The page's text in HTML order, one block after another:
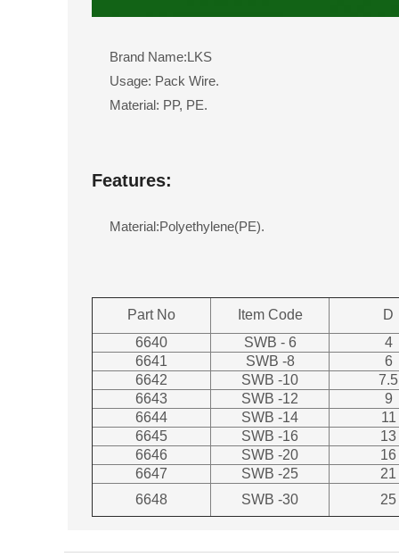
Brand Name:LKS
Usage: Pack Wire.
Material: PP, PE.
Features:
Material:Polyethylene(PE).
Part No Item Code D
6640
SWB - 6 4
6641
SWB -8 6
6642
SWB -10 7.5
6643
SWB -12 9
6644
SWB -14 11
6645
SWB -16 13
6646
SWB -20 16
6647
SWB -25 21
6648
SWB -30 25